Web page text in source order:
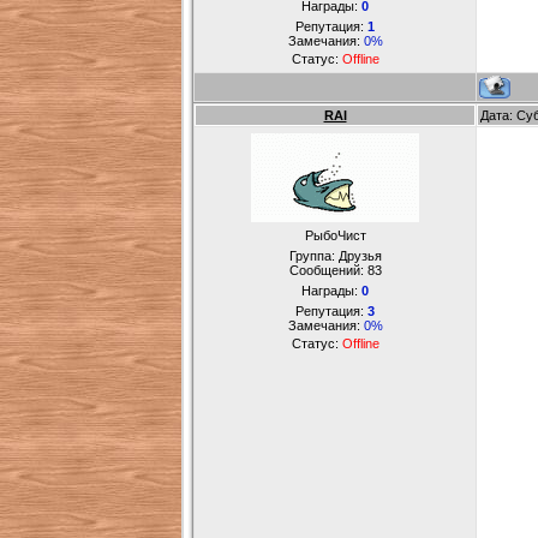
Награды: 0
Репутация: 1
Замечания: 0%
Статус: Offline
RAI Дата:
РыбоЧист
Группа: Друзья
Сообщений: 83
Награды: 0
Репутация: 3
Замечания: 0%
Статус: Offline